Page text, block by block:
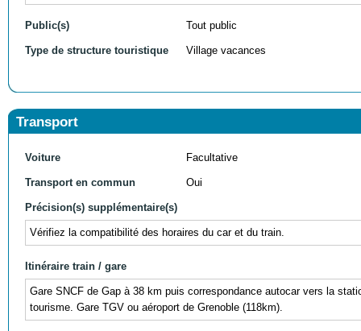
Public(s) Tout public
Type de structure touristique Village vacances
Transport
Voiture Facultative
Transport en commun Oui
Précision(s) supplémentaire(s)
Vérifiez la compatibilité des horaires du car et du train.
Itinéraire train / gare
Gare SNCF de Gap à 38 km puis correspondance autocar vers la
tourisme. Gare TGV ou aéroport de Grenoble (118km).